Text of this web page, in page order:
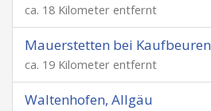
ca. 18 Kilometer entfernt
Mauerstetten bei Kaufbeuren
ca. 19 Kilometer entfernt
Waltenhofen, Allgäu